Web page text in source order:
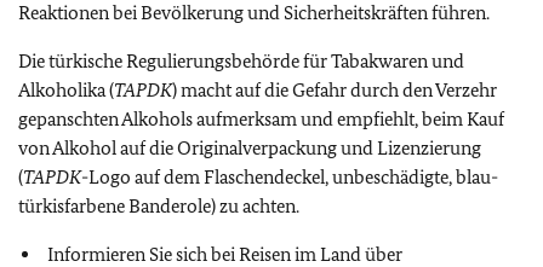
Reaktionen bei Bevölkerung und Sicherheitskräften führen.
Die türkische Regulierungsbehörde für Tabakwaren und
Alkoholika (TAPDK) macht auf die Gefahr durch den Verzehr
gepanschten Alkohols aufmerksam und empfiehlt, beim Kauf
von Alkohol auf die Originalverpackung und Lizenzierung
(TAPDK-Logo auf dem Flaschendeckel, unbeschädigte, blau-
türkisfarbene Banderole) zu achten.
Informieren Sie sich bei Reisen im Land über